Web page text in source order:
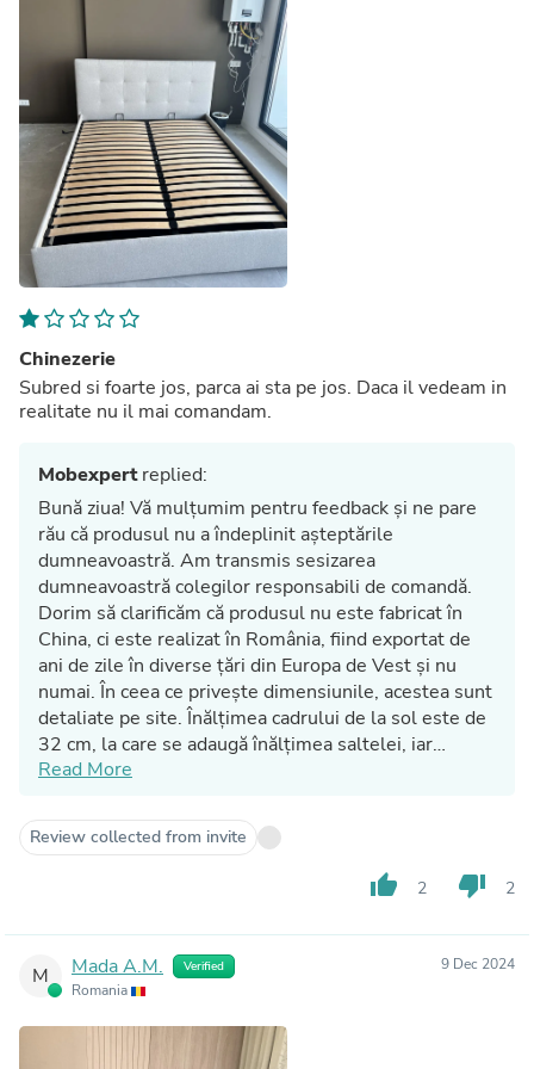
Chinezerie
Subred si foarte jos, parca ai sta pe jos. Daca il vedeam in
realitate nu il mai comandam.
Mobexpertreplied:
Bună ziua! Vă mulțumim pentru feedback și ne pare
rău că produsul nu a îndeplinit așteptările
dumneavoastră. Am transmis sesizarea
dumneavoastră colegilor responsabili de comandă.
Dorim să clarificăm că produsul nu este fabricat în
China, ci este realizat în România, fiind exportat de
ani de zile în diverse țări din Europa de Vest și nu
numai. În ceea ce privește dimensiunile, acestea sunt
detaliate pe site. Înălțimea cadrului de la sol este de
32 cm, la care se adaugă înălțimea saltelei, iar
aceasta reprezintă o înălțime standard pentru un pat.
produsul este prezentat alături de o noptieră, pentru
o imagine mai clară. O zi frumoasă!
Read More
Review collected from invite
thumb_up 2 thumb_down 2
M Mada A.M. Verified
Romania
9 Dec 2024